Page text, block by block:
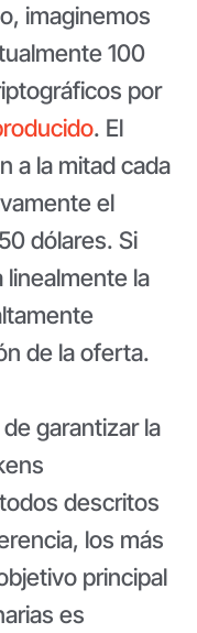
imaginemos
100
por
. El
a la mitad cada
el
dólares. Si
la
de la oferta.
garantizar la
descritos
los más
principal
es